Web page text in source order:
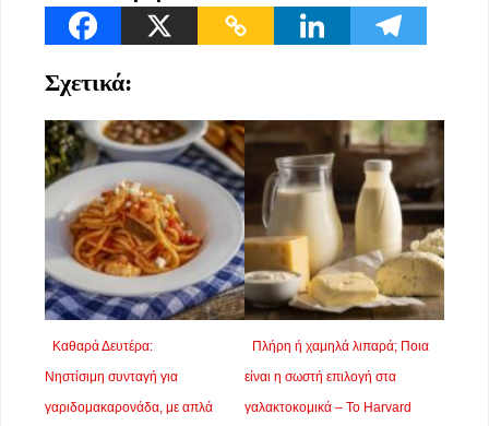
Σχετικά:
Καθαρά Δευτέρα:
Νηστίσιμη συνταγή για
γαριδομακαρονάδα, με απλά
Πλήρη ή χαμηλά λιπαρά; Ποια
είναι η σωστή επιλογή στα
γαλακτοκομικά – Το Harvard